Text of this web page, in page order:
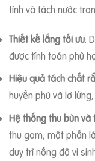
tính và tách nước
Thiết kế lắng tối ưu:
được tính toán phù
Hiệu quả tách chất
huyền phù và lơ
Hệ thống thu bùn và
thu gom, một phần
duy trì nồng độ vi